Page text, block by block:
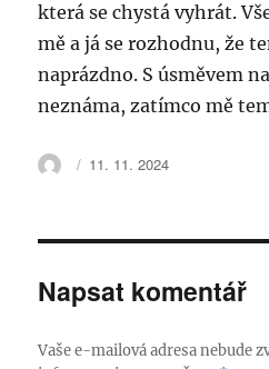
která se chystá vyhrát.
mě a já se rozhodnu, že
naprázdno. S úsměvem
neznáma, zatímco mě
Autor:Publikováno:
11. 11. 2024
Napsat komentář
Vaše e-mailová adresa nebude